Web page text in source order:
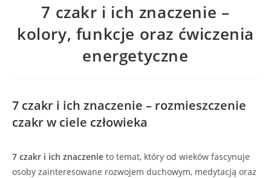
7 czakr i ich znaczenie –
kolory, funkcje oraz ćwiczenia
energetyczne
7 czakr i ich znaczenie – rozmieszczenie
czakr w ciele człowieka
7 czakr i ich znaczenie to temat, który od wieków fascynuje
osoby zainteresowane rozwojem duchowym, medytacją oraz